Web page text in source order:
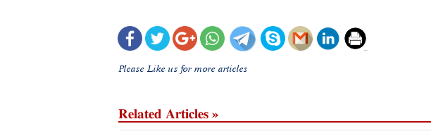
Please Like us for more articles
Related Articles »